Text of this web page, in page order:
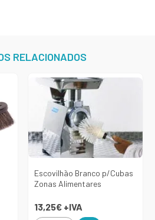
RELACIONADOS
Escovilhão Branco p/Cubas
Zonas Alimentares
13,25€ +IVA